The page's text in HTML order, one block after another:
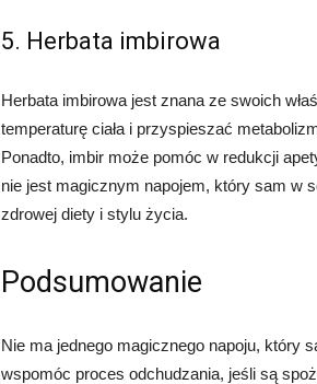
5. Herbata imbirowa
Herbata imbirowa jest znana ze swoich
temperaturę ciała i przyspieszać
Ponadto, imbir może pomóc w redukcji
nie jest magicznym napojem, który sam w
zdrowej diety i stylu życia.
Podsumowanie
Nie ma jednego magicznego napoju, który
wspomóc proces odchudzania, jeśli są